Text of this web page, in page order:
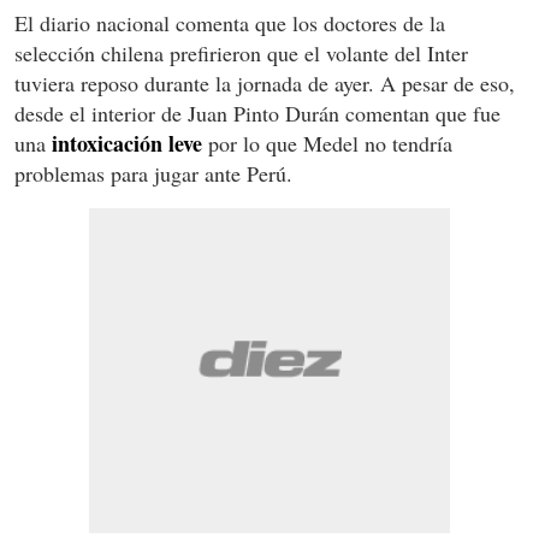
El diario nacional comenta que los doctores de la
selección chilena prefirieron que el volante del Inter
tuviera reposo durante la jornada de ayer. A pesar de eso,
desde el interior de Juan Pinto Durán comentan que fue
una intoxicación leve por lo que Medel no tendría
problemas para jugar ante Perú.